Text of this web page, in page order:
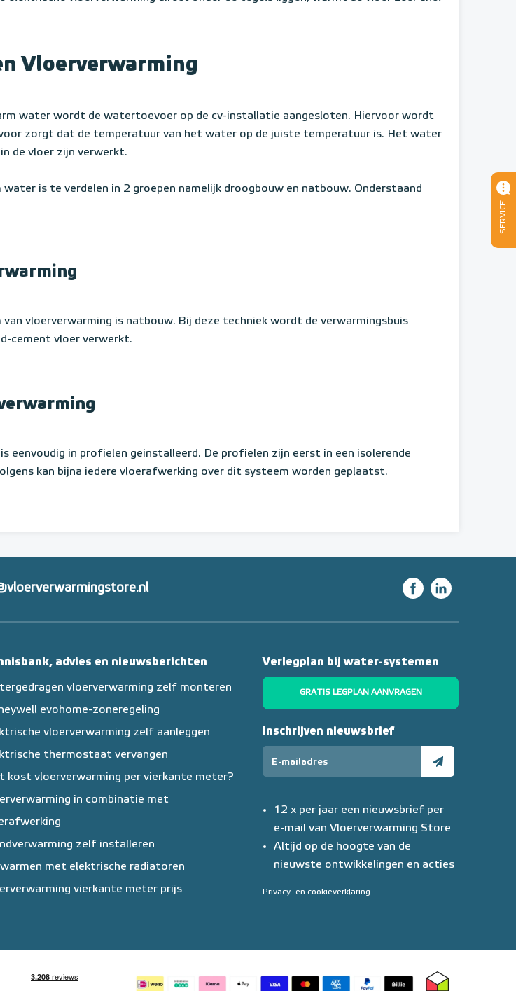
Vloerverwarming
water wordt de watertoevoer op de cv-installatie aangesloten. Hiervoor wordt
zorgt dat de temperatuur van het water op de juiste temperatuur is. Het water
de vloer zijn verwerkt.
is te verdelen in 2 groepen namelijk droogbouw en natbouw. Onderstaand
vloerverwarming is natbouw. Bij deze techniek wordt de verwarmingsbuis
cement vloer verwerkt.
eenvoudig in profielen geinstalleerd. De profielen zijn eerst in een isolerende
kan bijna iedere vloerafwerking over dit systeem worden geplaatst.
advies en nieuwsberichten
vloerverwarming zelf monteren
evohome-zoneregeling
vloerverwarming zelf aanleggen
thermostaat vervangen
kost vloerverwarming per vierkante meter?
in combinatie met
zelf installeren
met elektrische radiatoren
vierkante meter prijs
Verlegplan bij water-systemen
GRATIS LEGPLAN AANVRAGEN
Inschrijven nieuwsbrief
12 x per jaar een nieuwsbrief per
e-mail van Vloerverwarming Store
Altijd op de hoogte van de
nieuwste ontwikkelingen en acties
Privacy- en cookieverklaring
SERVICE